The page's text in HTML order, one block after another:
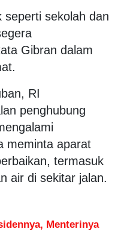
seperti sekolah dan
Gibran dalam
RI
penghubung
meminta aparat
termasuk
air di sekitar jalan.
Menterinya